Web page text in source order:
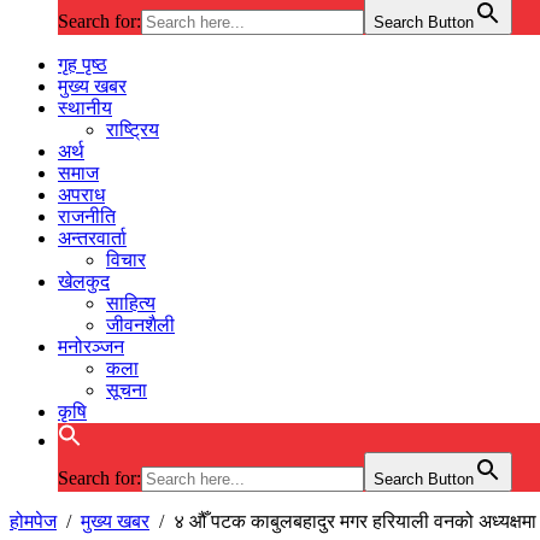
Search for: Search Button
गृह पृष्ठ
मुख्य खबर
स्थानीय
राष्ट्रिय
अर्थ
समाज
अपराध
राजनीति
अन्तरवार्ता
विचार
खेलकुद
साहित्य
जीवनशैली
मनोरञ्जन
कला
सूचना
कृषि
Search for: Search Button
होमपेज/मुख्य खबर/ ४ औँ पटक काबुलबहादुर मगर हरियाली वनको अध्यक्षमा